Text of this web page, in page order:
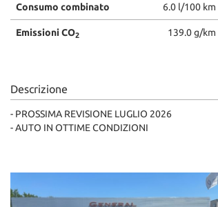
Consumo combinato 6.0 l/100 km
Emissioni CO2 139.0 g/km
Descrizione
- PROSSIMA REVISIONE LUGLIO 2026
- AUTO IN OTTIME CONDIZIONI
Cookie necessari
Cookie per il miglioramento